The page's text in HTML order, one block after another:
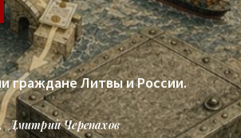
граждане Литвы и России.
, Дмитрий Черепахов